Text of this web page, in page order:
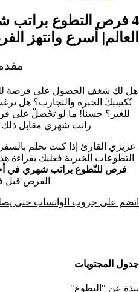
4 فرص التطوع
العالم| أسرع وانتهز
هل لك شغف الحصول على فرصة
تُكسِبكَ الخبرة والتجارب؟ هل
للغير؟ حسناً! ما لو تحْصلْ على
راتب شهري مقابل
عزيزي القارئ إذا كنت تحلم
التطوعات الخيرية فعليك بقراءة
فرص للتّطوع براتب شهري في
الفرص قبل
انضم على جروب الواتساب حتى
جدول المجتويات
نبذة عن "التطوع"